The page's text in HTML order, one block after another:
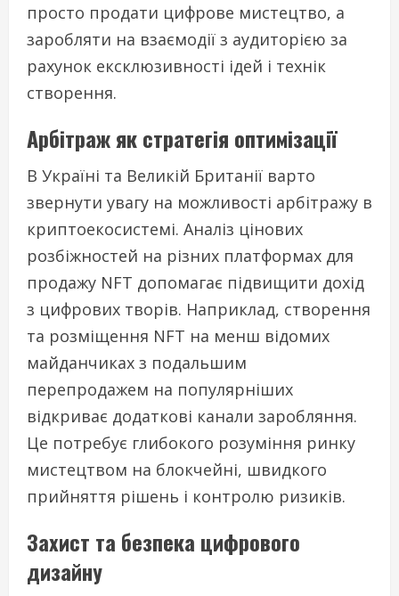
просто продати цифрове мистецтво, а
заробляти на взаємодії з аудиторією за
рахунок ексклюзивності ідей і технік
створення.
Арбітраж як стратегія оптимізації
В Україні та Великій Британії варто
звернути увагу на можливості арбітражу в
криптоекосистемі. Аналіз цінових
розбіжностей на різних платформах для
продажу NFT допомагає підвищити дохід
з цифрових творів. Наприклад, створення
та розміщення NFT на менш відомих
майданчиках з подальшим
перепродажем на популярніших
відкриває додаткові канали заробляння.
Це потребує глибокого розуміння ринку
мистецтвом на блокчейні, швидкого
прийняття рішень і контролю ризиків.
Захист та безпека цифрового
дизайну